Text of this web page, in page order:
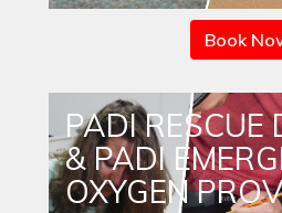
Book
PADI RESCUE
& PADI
OXYGEN